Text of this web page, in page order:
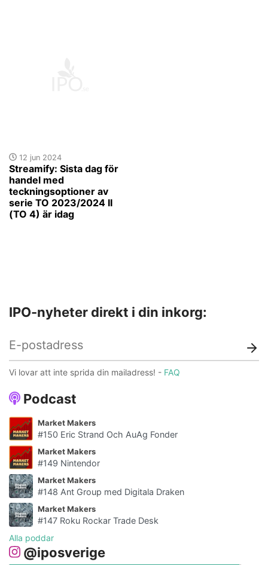
12 jun 2024
Streamify: Sista dag för
handel med
teckningsoptioner av
serie TO 2023/2024 II
(TO 4) är idag
Podcast
Market Makers
#150 Eric Strand Och AuAg Fonder
Market Makers
#149 Nintendor
Market Makers
#148 Ant Group med Digitala Draken
Market Makers
#147 Roku Rockar Trade Desk
Alla poddar
@iposverige
IPO-nyheter direkt i din inkorg:
Vi lovar att inte sprida din mailadress! - FAQ